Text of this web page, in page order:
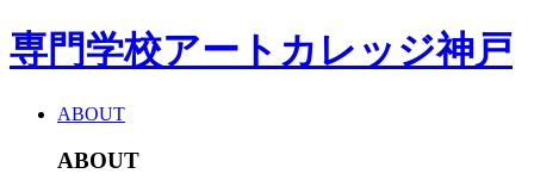
専門学校アートカレッジ神戸
ABOUT
ABOUT